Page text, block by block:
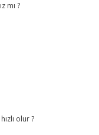
mı ?
olur ?